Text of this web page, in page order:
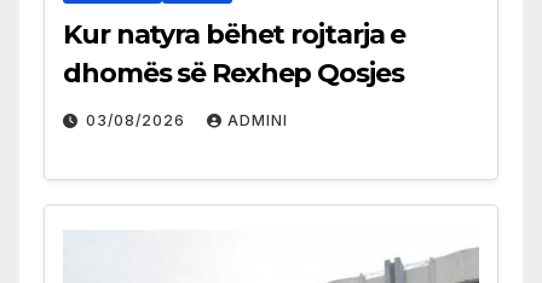
Kur natyra bëhet rojtarja e
dhomës së Rexhep Qosjes
03/08/2026 ADMINI